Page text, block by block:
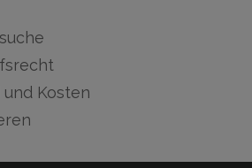
und Kosten